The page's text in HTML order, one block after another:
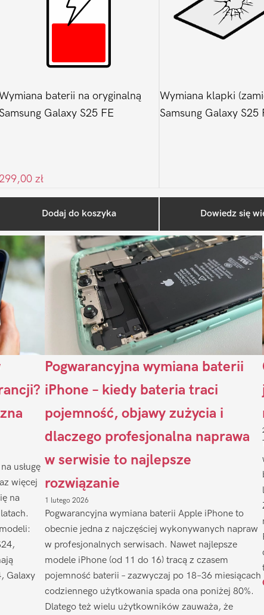
baterii na oryginalną
Samsung Galaxy S25 FE
zł
Dodaj do koszyka
Wymiana klapki
Samsung Galaxy S25
Dowiedz się
Ostatnio na blogu
usługę
więcej
na
Galaxy
Pogwarancyjna wymiana baterii
iPhone – kiedy bateria traci
pojemność, objawy zużycia i
dlaczego profesjonalna naprawa
w serwisie to najlepsze
rozwiązanie
1 lutego 2026
Pogwarancyjna wymiana baterii Apple iPhone to
obecnie jedna z najczęściej wykonywanych napraw
w profesjonalnych serwisach. Nawet najlepsze
modele iPhone (od 11 do 16) tracą z czasem
pojemność baterii – zazwyczaj po 18–36 miesiącach
codziennego użytkowania spada ona poniżej 80%.
Dlatego też wielu użytkowników zauważa, że